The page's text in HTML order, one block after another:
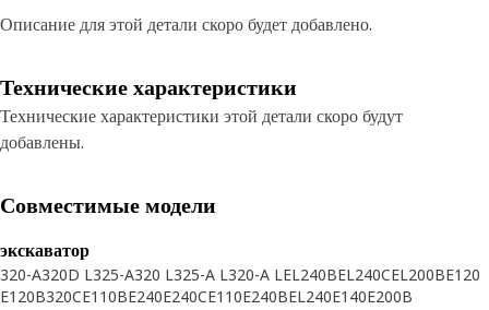
Описание для этой детали скоро будет добавлено.
Технические характеристики
Технические характеристики этой детали скоро будут
добавлены.
Совместимые модели
экскаватор
320-A320D L325-A320 L325-A L320-A LEL240BEL240CEL200BE120
E120B320CE110BE240E240CE110E240BEL240E140E200B